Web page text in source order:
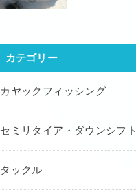
カテゴリー
カヤックフィッシング
セミリタイア・ダウンシフト
タックル